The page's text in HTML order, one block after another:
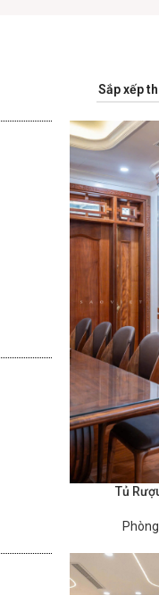
ĐỌC TIẾPTủ